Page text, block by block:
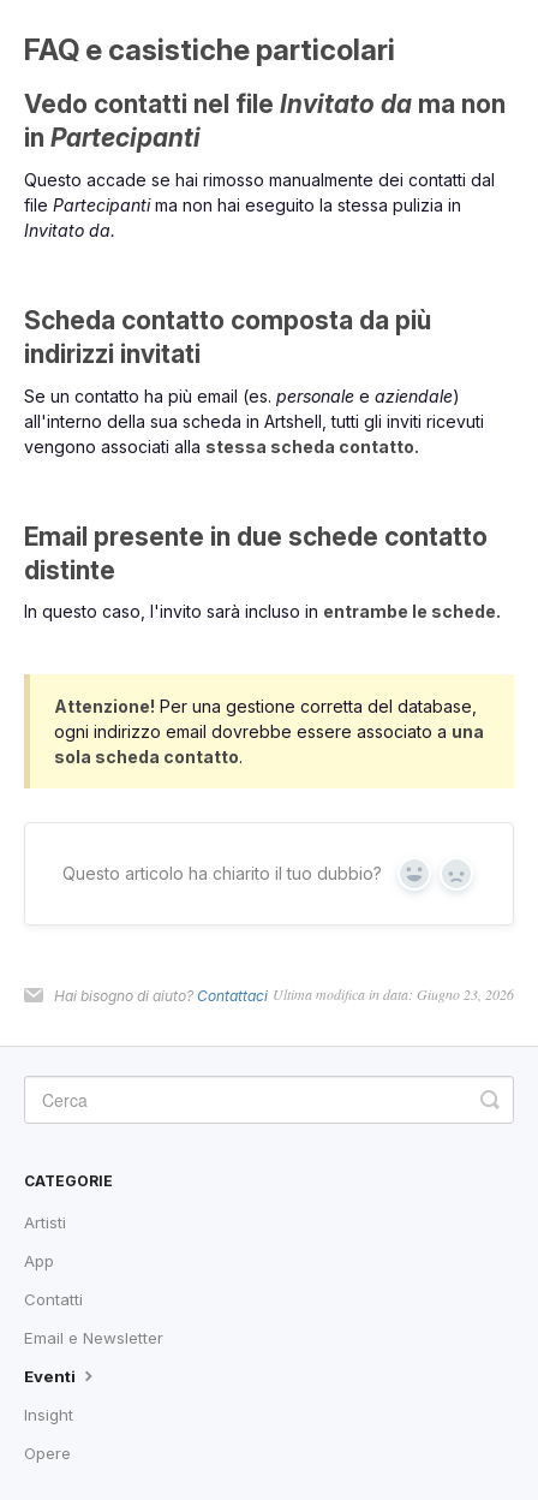
FAQ e casistiche particolari
Vedo contatti nel file Invitato da ma non
in Partecipanti
Questo accade se hai rimosso manualmente dei contatti dal
file Partecipantima non hai eseguito la stessa pulizia in
Invitato da.
Scheda contatto composta da più
indirizzi invitati
Se un contatto ha più email (es. personale e aziendale)
all'interno della sua scheda in Artshell, tutti gli inviti ricevuti
vengono associati alla stessa scheda contatto.
Email presente in due schede contatto
distinte
In questo caso, l'invito sarà incluso in entrambe le schede.
Attenzione! Per una gestione corretta del database,
ogni indirizzo email dovrebbe essere associato a una
sola scheda contatto.
Questo articolo ha chiarito il tuo dubbio? Yes No
Hai bisogno di aiuto? Contattaci Ultima modifica in data: Giugno 23, 2026
CATEGORIE
Artisti
App
Contatti
Email e Newsletter
Eventi
Insight
Opere